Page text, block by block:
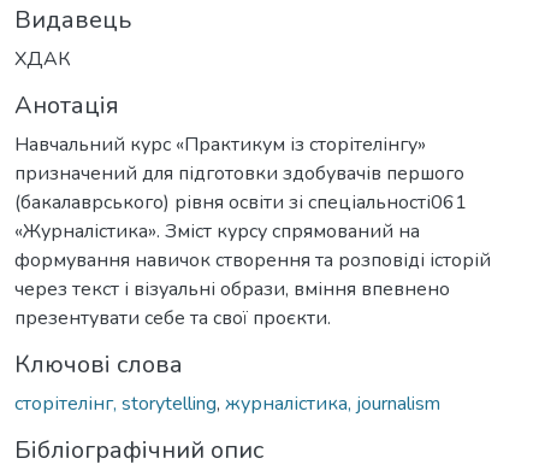
Видавець
ХДАК
Анотація
Навчальний курс «Практикум із сторітелінгу»
призначений для підготовки здобувачів першого
(бакалаврського) рівня освіти зі спеціальності061
«Журналістика». Зміст курсу спрямований на
формування навичок створення та розповіді історій
через текст і візуальні образи, вміння впевнено
презентувати себе та свої проєкти.
Ключові слова
сторітелінг, storytelling, журналістика, journalism
Бібліографічний опис